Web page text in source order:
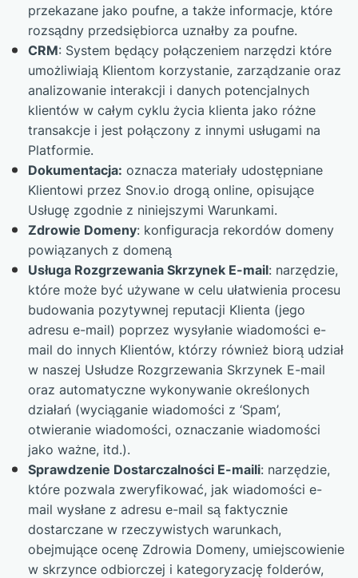
przekazane jako poufne, a także informacje, które
rozsądny przedsiębiorca uznałby za poufne.
CRM: System będący połączeniem narzędzi które
umożliwiają Klientom korzystanie, zarządzanie oraz
analizowanie interakcji i danych potencjalnych
klientów w całym cyklu życia klienta jako różne
transakcje i jest połączony z innymi usługami na
Platformie.
Dokumentacja: oznacza materiały udostępniane
Klientowi przez Snov.io drogą online, opisujące
Usługę zgodnie z niniejszymi Warunkami.
Zdrowie Domeny: konfiguracja rekordów domeny
powiązanych z domeną
Usługa Rozgrzewania Skrzynek E-mail: narzędzie,
które może być używane w celu ułatwienia procesu
budowania pozytywnej reputacji Klienta (jego
adresu e-mail) poprzez wysyłanie wiadomości e-
mail do innych Klientów, którzy również biorą udział
w naszej Usłudze Rozgrzewania Skrzynek E-mail
oraz automatyczne wykonywanie określonych
działań (wyciąganie wiadomości z ‘Spam’,
otwieranie wiadomości, oznaczanie wiadomości
jako ważne, itd.).
Sprawdzenie Dostarczalności E-maili: narzędzie,
które pozwala zweryfikować, jak wiadomości e-
mail wysłane z adresu e-mail są faktycznie
dostarczane w rzeczywistych warunkach,
obejmujące ocenę Zdrowia Domeny, umiejscowienie
w skrzynce odbiorczej i kategoryzację folderów,